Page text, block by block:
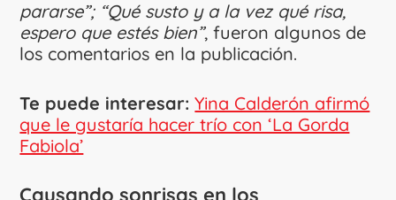
pararse”; “Qué susto y a la vez qué risa,
espero que estés bien”, fueron algunos de
los comentarios en la publicación.
Te puede interesar:Yina Calderón afirmó
que le gustaría hacer trío con ‘La Gorda
Fabiola’
Causando sonrisas en los